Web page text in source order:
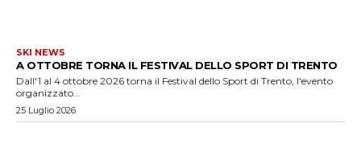
SKI NEWS
A OTTOBRE TORNA IL FESTIVAL DELLO SPORT DI TRENTO
Dall'1 al 4 ottobre 2026 torna il Festival dello Sport di Trento, l'evento
organizzato...
25 Luglio 2026